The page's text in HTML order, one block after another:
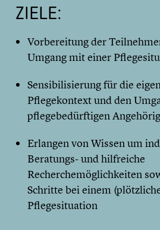
ZIELE:
Vorbereitung der
Umgang mit einer
Sensibilisierung für die
Pflegekontext und den
pflegebedürftigen
Erlangen von Wissen um
Beratungs- und hilfreiche
Recherchemöglichkeiten
Schritte bei einem
Pflegesituation